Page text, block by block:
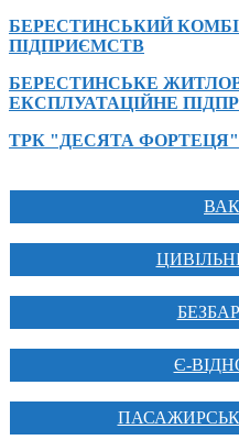
БЕРЕСТИНСЬКИЙ
ПІДПРИЄМСТВ
БЕРЕСТИНСЬКЕ
ЕКСПЛУАТАЦІЙНЕ
ТРК "ДЕСЯТА ФОРТЕЦЯ"
Є-